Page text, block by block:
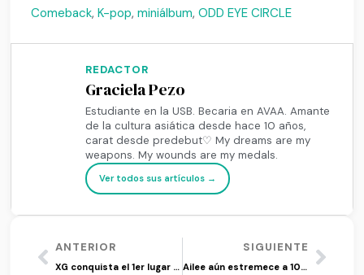
Comeback,K-pop,miniálbum,ODD EYE CIRCLE
REDACTOR
Graciela Pezo
Estudiante en la USB. Becaria en AVAA. Amante
de la cultura asiática desde hace 10 años,
carat desde predebut♡ My dreams are my
weapons. My wounds are my medals.
Ver todos sus artículos →
ANTERIOR
XG conquista el 1er lugar en el ranking global con ‘GRL GVNG’
SIGUIENTE
Ailee aún estremece a 10 años de ‘A’s Doll House’